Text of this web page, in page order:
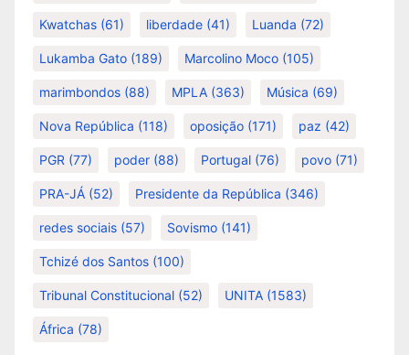
Kwatchas (61) liberdade (41) Luanda (72)
Lukamba Gato (189) Marcolino Moco (105)
marimbondos (88) MPLA (363) Música (69)
Nova República (118) oposição (171) paz (42)
PGR (77) poder (88) Portugal (76) povo (71)
PRA-JÁ (52) Presidente da República (346)
redes sociais (57) Sovismo (141)
Tchizé dos Santos (100)
Tribunal Constitucional (52) UNITA (1583)
África (78)